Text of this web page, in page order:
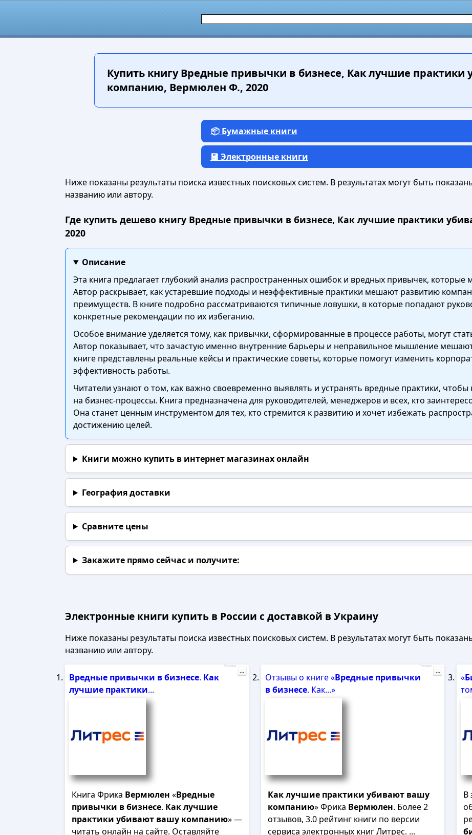
Купить книгуВредные привычки в бизнесе, Как лучшие практики
компанию, Вермюлен Ф., 2020
📦 Бумажные книги
💾 Электронные книги
Ниже показаны результаты поиска известных поисковых систем. В результатах могут быть
названию или автору.
Где купить дешево книгу Вредные привычки в бизнесе, Как лучшие практики
2020
Описание
Эта книга предлагает глубокий анализ распространенных ошибок и вредных привычек, которые
Автор раскрывает, как устаревшие подходы и неэффективные практики мешают развитию
преимуществ. В книге подробно рассматриваются типичные ловушки, в которые попадают
конкретные рекомендации по их избеганию.
Особое внимание уделяется тому, как привычки, сформированные в процессе работы, могут
Автор показывает, что зачастую именно внутренние барьеры и неправильное мышление
книге представлены реальные кейсы и практические советы, которые помогут изменить
эффективность работы.
Читатели узнают о том, как важно своевременно выявлять и устранять вредные практики, чтобы
на бизнес-процессы. Книга предназначена для руководителей, менеджеров и всех, кто
Она станет ценным инструментом для тех, кто стремится к развитию и хочет избежать
достижению целей.
Книги можно купить в интернет магазинах онлайн
География доставки
Сравните цены
Закажите прямо сейчаси получите:
Электронные книги купить в России с доставкой в Украину
Ниже показаны результаты поиска известных поисковых систем. В результатах могут быть
названию или автору.
Вредные привычки вбизнесе. Как
лучшие практики...
Книга Фрика Вермюлен «Вредные
привычки вбизнесе. Каклучшие
практики убивают вашу компанию» —
читать онлайн на сайте. Оставляйте
Реклама
...
Отзывы о книге «Вредные привычки
вбизнесе. Как...»
Каклучшие практики убивают вашу
компанию» Фрика Вермюлен. Более 2
отзывов, 3.0 рейтинг книги по версии
сервиса электронных книг Литрес. ...
Реклама
...
«
В